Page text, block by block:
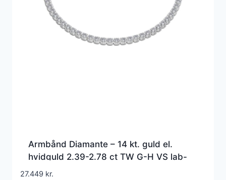
Armbånd Diamante – 14 kt. guld el.
hvidguld 2.39-2.78 ct TW G-H VS lab-
grown diamanter
27.449 kr.